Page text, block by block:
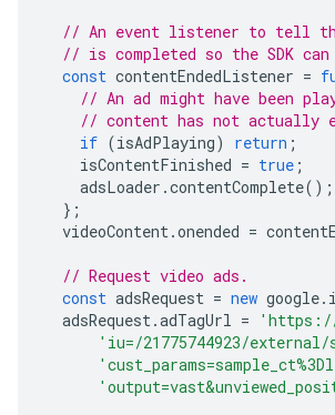
// An event listener to tell
// is completed so the SDK
const contentEndedListener =
// An ad might have been
// content has not actually
if (isAdPlaying) return ;
isContentFinished = true ;
adsLoader .contentComplete();
};
videoContent.onended =
// Request video ads.
const adsRequest = new google.
adsRequest.adTagUrl =
'https://
'iu=/21775744923/external/